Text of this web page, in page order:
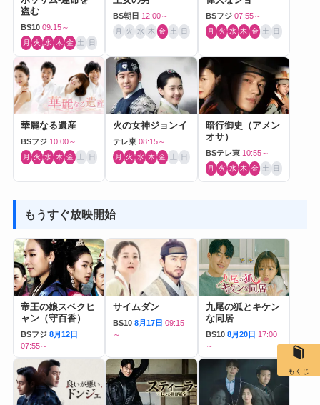
盗む
BS10 09:15～
月 火 水 木 金 土 日
BS朝日 12:00～
月 火 水 木 金 土 日
BSフジ 07:55～
月 火 水 木 金 土 日
華麗なる遺産
BSフジ 10:00～
月 火 水 木 金 土 日
火の女神ジョンイ
テレ東 08:15～
月 火 水 木 金 土 日
暗行御史（アメン
オサ）
BSテレ東 10:55～
月 火 水 木 金 土 日
もうすぐ放映開始
帝王の娘スベクヒ
ャン（守百香）
BSフジ 8月12日
07:55～
サイムダン
BS10 8月17日 09:15
～
九尾の狐とキケン
な同居
BS10 8月20日 17:00
～
もくじ